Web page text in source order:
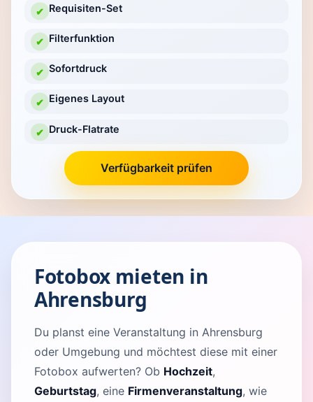
✔ Requisiten-Set
✔ Filterfunktion
✔ Sofortdruck
✔ Eigenes Layout
✔ Druck-Flatrate
Verfügbarkeit prüfen
Fotobox mieten in
Ahrensburg
Du planst eine Veranstaltung in Ahrensburg
oder Umgebung und möchtest diese mit einer
Fotobox aufwerten? Ob Hochzeit,
Geburtstag, eine Firmenveranstaltung, wie